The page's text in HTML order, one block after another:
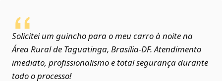
Solicitei um guincho para o meu carro à noite na
Área Rural de Taguatinga, Brasília‑DF. Atendimento
imediato, profissionalismo e total segurança durante
todo o processo!